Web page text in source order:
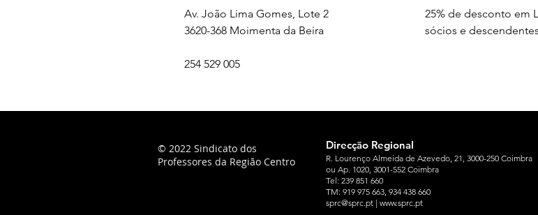
Av. João Lima Gomes, Lote 2
3620-368 Moimenta da Beira
254 529 005
25% de desconto em
sócios e descendentes
© 2022 Sindicato dos
Professores da Região Centro
Direcção Regional
R. Lourenço Almeida de Azevedo, 21, 3000-250 Coimbra
ou Ap. 1020, 3001-552 Coimbra
Tel: 239 851 660
TM: 919 975 663, 934 438 660
sprc@sprc.pt | www.sprc.pt